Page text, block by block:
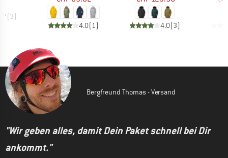
(3)
4.0(1) 4.0(3)
Bergfreund Thomas - Versand
"Wir geben alles, damit Dein Paket schnell bei Dir
ankommt."